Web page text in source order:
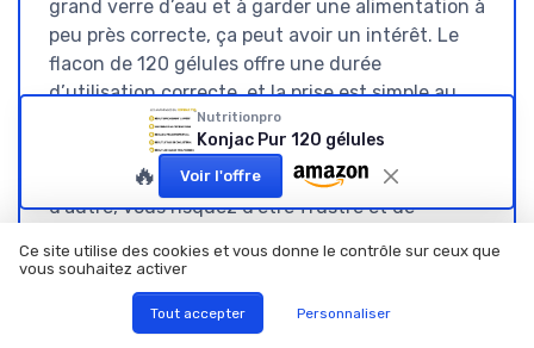
grand verre d’eau et à garder une alimentation à
peu près correcte, ça peut avoir un intérêt. Le
flacon de 120 gélules offre une durée
d’utilisation correcte, et la prise est simple au
quotidien. Par contre, si vous espérez une perte
de poids significative juste en ajoutant ces
gélules à votre routine sans rien changer
d’autre, vous risquez d’être frustré et de
commentaires.
En gros, je le vois comme un petit outil parmi
d’autres, pas comme la solution centrale. Pour
Nutritionpro
Konjac Pur 120 gélules
🔥 Voir l'offre
Ce site utilise des cookies et vous donne le contrôle sur ceux que
vous souhaitez activer
Tout accepter Personnaliser